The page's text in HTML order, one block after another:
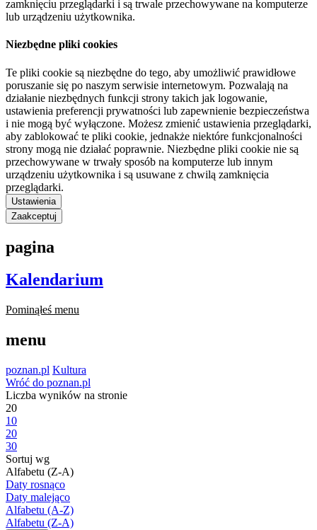
zamknięciu przeglądarki i są trwale przechowywane na komputerze
lub urządzeniu użytkownika.
Niezbędne pliki cookies
Te pliki cookie są niezbędne do tego, aby umożliwić prawidłowe
poruszanie się po naszym serwisie internetowym. Pozwalają na
działanie niezbędnych funkcji strony takich jak logowanie,
ustawienia preferencji prywatności lub zapewnienie bezpieczeństwa
i nie mogą być wyłączone. Możesz zmienić ustawienia przeglądarki,
aby zablokować te pliki cookie, jednakże niektóre funkcjonalności
strony mogą nie działać poprawnie. Niezbędne pliki cookie nie są
przechowywane w trwały sposób na komputerze lub innym
urządzeniu użytkownika i są usuwane z chwilą zamknięcia
przeglądarki.
Ustawienia
Zaakceptuj
pagina
Kalendarium
Pominąłeś menu
menu
poznan.pl Kultura
Wróć do poznan.pl
Liczba wyników na stronie
20
10
20
30
Sortuj wg
Alfabetu (Z-A)
Daty rosnąco
Daty malejąco
Alfabetu (A-Z)
Alfabetu (Z-A)